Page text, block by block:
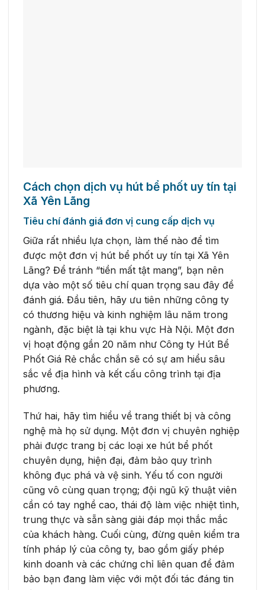
Cách chọn dịch vụ hút bể phốt uy tín tại
Xã Yên Lãng
Tiêu chí đánh giá đơn vị cung cấp dịch vụ
Giữa rất nhiều lựa chọn, làm thế nào để tìm
được một đơn vị hút bể phốt uy tín tại Xã Yên
Lãng? Để tránh “tiền mất tật mang”, bạn nên
dựa vào một số tiêu chí quan trọng sau đây để
đánh giá. Đầu tiên, hãy ưu tiên những công ty
có thương hiệu và kinh nghiệm lâu năm trong
ngành, đặc biệt là tại khu vực Hà Nội. Một đơn
vị hoạt động gần 20 năm như Công ty Hút Bể
Phốt Giá Rẻ chắc chắn sẽ có sự am hiểu sâu
sắc về địa hình và kết cấu công trình tại địa
phương.
Thứ hai, hãy tìm hiểu về trang thiết bị và công
nghệ mà họ sử dụng. Một đơn vị chuyên nghiệp
phải được trang bị các loại xe hút bể phốt
chuyên dụng, hiện đại, đảm bảo quy trình
không đục phá và vệ sinh. Yếu tố con người
cũng vô cùng quan trọng; đội ngũ kỹ thuật viên
cần có tay nghề cao, thái độ làm việc nhiệt tình,
trung thực và sẵn sàng giải đáp mọi thắc mắc
của khách hàng. Cuối cùng, đừng quên kiểm tra
tính pháp lý của công ty, bao gồm giấy phép
kinh doanh và các chứng chỉ liên quan để đảm
bảo bạn đang làm việc với một đối tác đáng tin